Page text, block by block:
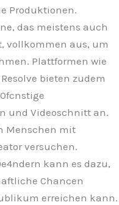
Produktionen.
das meistens auch
vollkommen aus, um
Plattformen wie
bieten zudem
und Videoschnitt an.
Menschen mit
versuchen.
kann es dazu,
Chancen
erreichen kann.